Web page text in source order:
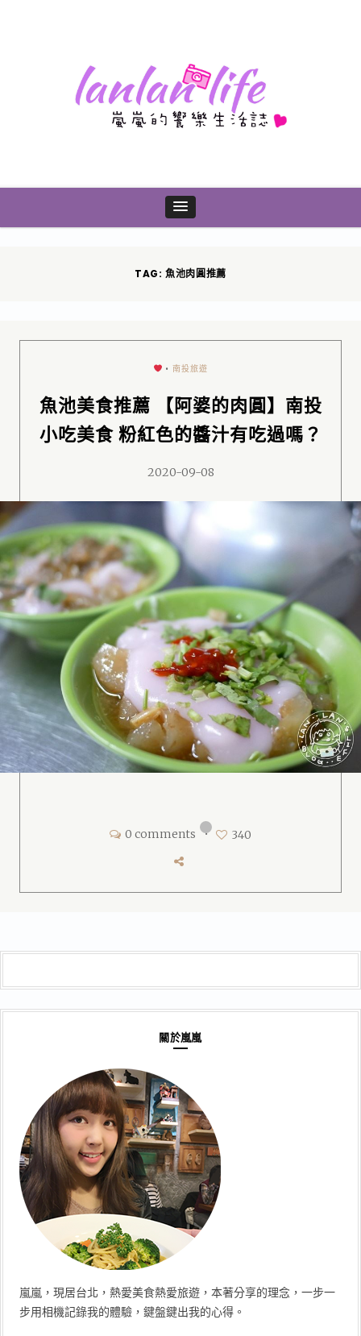
TAG: 魚池肉圓推薦
•南投旅遊
魚池美食推薦 【阿婆的肉圓】南投
小吃美食 粉紅色的醬汁有吃過嗎？
2020-09-08
0 comments • 340
關於嵐嵐
嵐嵐，現居台北，熱愛美食熱愛旅遊，本著分享的理念，一步一
步用相機記錄我的體驗，鍵盤鍵出我的心得。